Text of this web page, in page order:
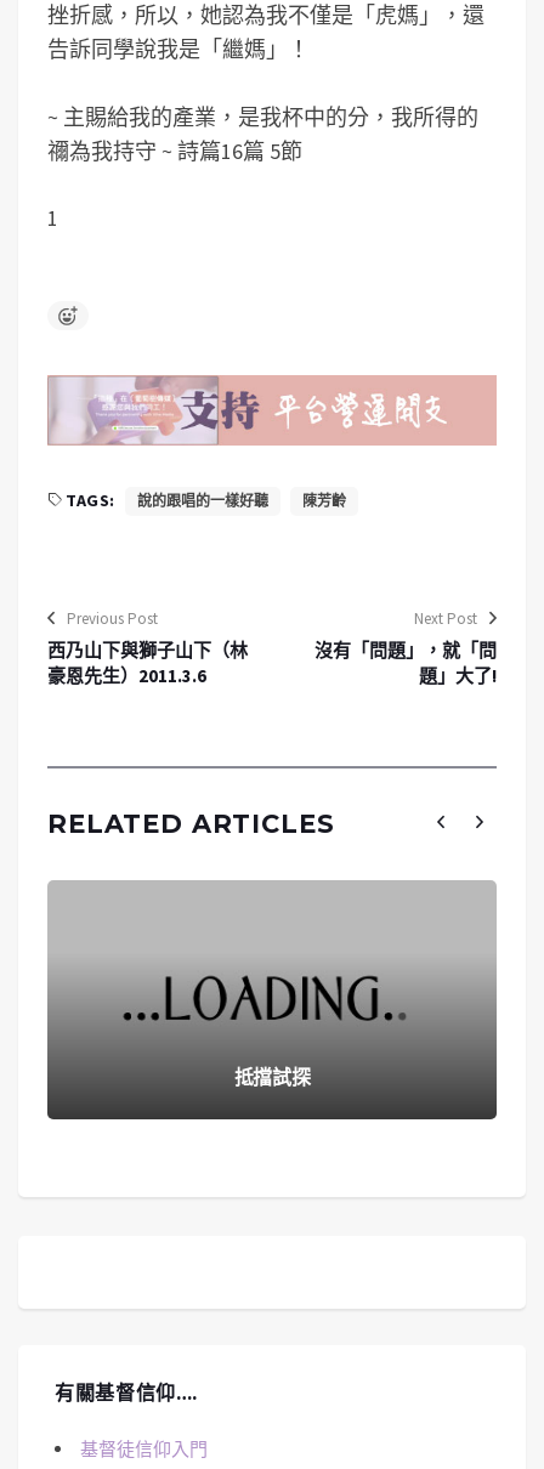
挫折感，所以，她認為我不僅是「虎媽」，還
告訴同學說我是「繼媽」！
~ 主賜給我的產業，是我杯中的分，我所得的
禰為我持守 ~ 詩篇16篇 5節
1
TAGS: 說的跟唱的一樣好聽 陳芳齡
Previous Post
西乃山下與獅子山下（林
豪恩先生）2011.3.6
Next Post
沒有「問題」，就「問
題」大了!
RELATED ARTICLES
抵擋試探
有關基督信仰….
基督徒信仰入門